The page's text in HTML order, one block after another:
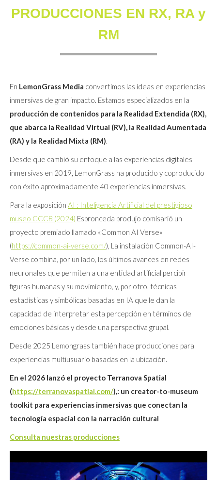
PRODUCCIONES EN RX, RA y
RM
En LemonGrass Media convertimos las ideas en experiencias
inmersivas de gran impacto. Estamos especializados en la
producción de contenidos para la Realidad Extendida (RX),
que abarca la Realidad Virtual (RV), la Realidad Aumentada
(RA) y la Realidad Mixta (RM).
Desde que cambió su enfoque a las experiencias digitales
inmersivas en 2019, LemonGrass ha producido y coproducido
con éxito aproximadamente 40 experiencias inmersivas.
Para la exposición AI : Inteligencia Artificial del prestigioso
museo CCCB (2024) Espronceda produjo comisarió un
proyecto premiado llamado «Common AI Verse»
(https://common-ai-verse.com/), La instalación Common-AI-
Verse combina, por un lado, los últimos avances en redes
neuronales que permiten a una entidad artificial percibir
figuras humanas y su movimiento, y, por otro, técnicas
estadísticas y simbólicas basadas en IA que le dan la
capacidad de interpretar esta percepción en términos de
emociones básicas y desde una perspectiva grupal.
Desde 2025 Lemongrass también hace producciones para
experiencias multiusuario basadas en la ubicación.
En el 2026 lanzó el proyecto Terranova Spatial
(https://terranovaspatial.com/),: un creator-to-museum
toolkit para experiencias inmersivas que conectan la
tecnología espacial con la narración cultural
Consulta nuestras producciones